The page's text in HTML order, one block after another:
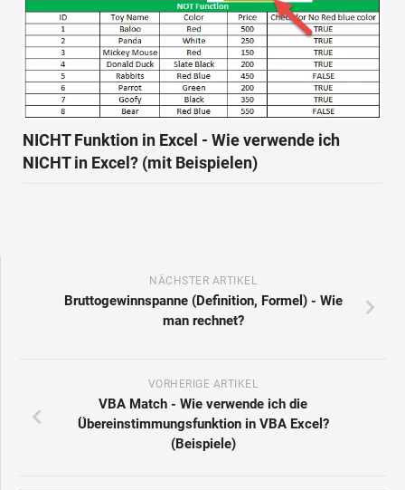
NICHT Funktion in Excel - Wie verwende ich
NICHT in Excel? (mit Beispielen)
NÄCHSTER ARTIKEL
Bruttogewinnspanne (Definition, Formel) - Wie
man rechnet?
VORHERIGE ARTIKEL
VBA Match - Wie verwende ich die
Übereinstimmungsfunktion in VBA Excel?
(Beispiele)